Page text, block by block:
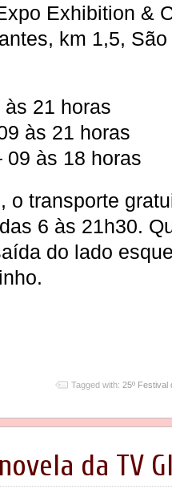
Exhibition &
km 1,5,
às 21 horas
às 21 horas
09 às 18 horas
o transporte
6 às 21h30.
do lado
Tagged with: 25º Festival
da TV